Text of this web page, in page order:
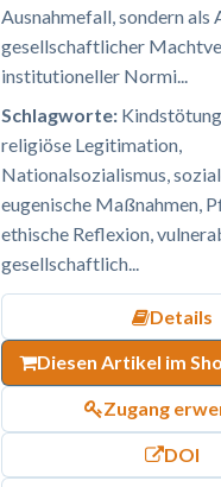
Ausnahmefall, sondern als
gesellschaftlicher
institutioneller Normi...
Schlagworte:
religiöse Legitimation,
Nationalsozialismus,
eugenische Maßnahmen,
ethische Reflexion,
gesellschaftlich...
Details
Diesen Artikel im
Zugang
DOI